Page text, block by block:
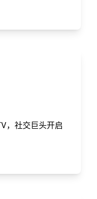
，社交巨头开启